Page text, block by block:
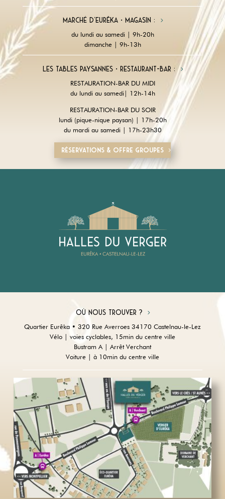
Marché d'Eurêka • magasin :
du lundi au samedi | 9h-20h
dimanche | 9h-13h
Les tables paysannes • restaurant-Bar :
RESTAURATION-BAR DU MIDI
du lundi au samedi| 12h-14h
RESTAURATION-BAR DU SOIR
lundi (pique-nique paysan) | 17h-20h
du mardi au samedi | 17h-23h30
Réservations & offre groupes
Où nous trouver ?
Quartier Eurêka • 320 Rue Averroes 34170 Castelnau-le-Lez
Vélo | voies cyclables, 15min du centre ville
Bustram A | Arrêt Verchant
Voiture | à 10min du centre ville